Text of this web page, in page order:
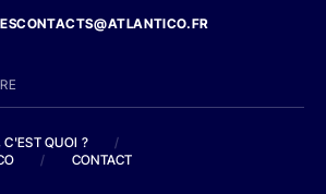
C'EST QUOI ?
/
/ CONTACT